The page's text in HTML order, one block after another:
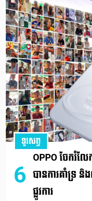
ទូរសព្ទ
6
OPPO ចែករំល
បានការគាំទ្រ
ផ្លូវការ